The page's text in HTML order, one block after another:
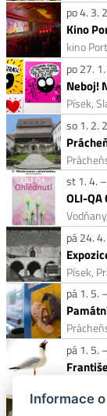
po 4. 3.
Kino
kino
po 27.
Neboj!
Písek,
so 1. 2.
st 1. 4.
OLI-
pá 24.
Písek,
pá 1. 5.
pá 1. 5.
pá 22. 5.
Informace